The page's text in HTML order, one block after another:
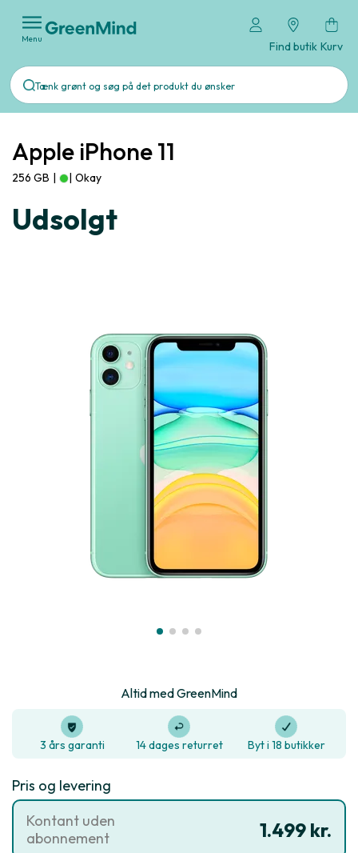
Menu
Find butik Kurv
Apple iPhone 11
256 GB | | Okay
Udsolgt
Altid med GreenMind
3 års garanti 14 dages returret Byt i 18 butikker
Pris og levering
1.499 kr.
Kontant uden
abonnement